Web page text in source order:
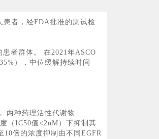
者，经FDA批准的测试检
者群体。 在2021年ASCO
），中位缓解持续时间
两种药理活性代谢物
（IC50值<2nM）下抑制其
倍的浓度抑制由不同EGFR